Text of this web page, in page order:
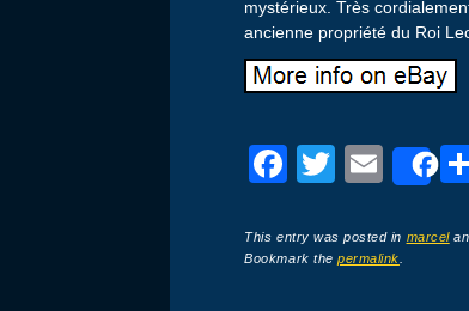
mystérieux. Très
ancienne propriété du Roi
F
c
e
T
tt
er
E
ail
This entry was posted in marcel
Bookmark thepermalink